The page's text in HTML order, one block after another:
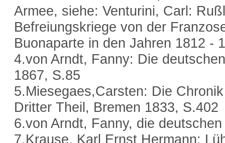
Armee, siehe: Venturini, Carl:
Befreiungskriege von der
Buonaparte in den Jahren 1812 -
4.von Arndt, Fanny: Die
1867, S.85
5.Miesegaes,Carsten: Die
Dritter Theil, Bremen 1833, S.402
6.von Arndt, Fanny, die
7.Krause, Karl Ernst Hermann: